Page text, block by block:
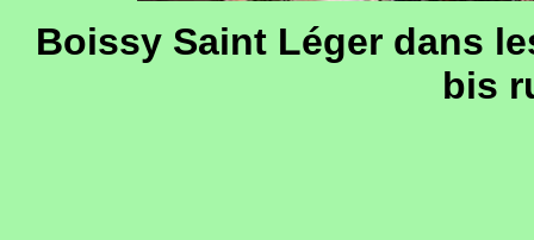
Boissy Saint Léger dans
bis